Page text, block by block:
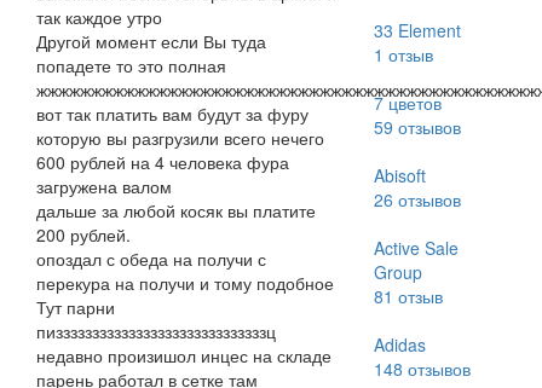
так каждое утро
Другой момент если Вы туда
попадете то это полная
вот так платить вам будут за фуру
которую вы разгрузили всего нечего
600 рублей на 4 человека фура
загружена валом
дальше за любой косяк вы платите
200 рублей.
опоздал с обеда на получи с
перекура на получи и тому подобное
Тут парни
пизззззззззззззззззззззззззззззц
недавно произишол инцес на складе
парень работал в сетке там
33 Element
1 отзыв
7 цветов
59 отзывов
Abisoft
26 отзывов
Active Sale
Group
81 отзыв
Adidas
148 отзывов